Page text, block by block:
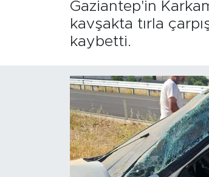
Gaziantep'in
kavşakta tırla
kaybetti.